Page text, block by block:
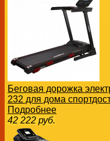
Беговая дорожка
232 для дома
Подробнее
42 222 руб.